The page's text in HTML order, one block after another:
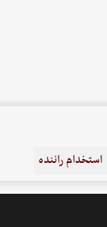
استخدام راننده